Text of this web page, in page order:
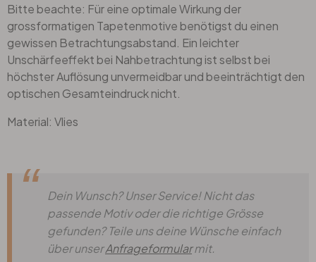
Bitte beachte: Für eine optimale Wirkung der
grossformatigen Tapetenmotive benötigst du einen
gewissen Betrachtungsabstand. Ein leichter
Unschärfeeffekt bei Nahbetrachtung ist selbst bei
höchster Auflösung unvermeidbar und beeinträchtigt den
optischen Gesamteindruck nicht.
Material: Vlies
Dein Wunsch? Unser Service! Nicht das
passende Motiv oder die richtige Grösse
gefunden? Teile uns deine Wünsche einfach
über unserAnfrageformularmit.